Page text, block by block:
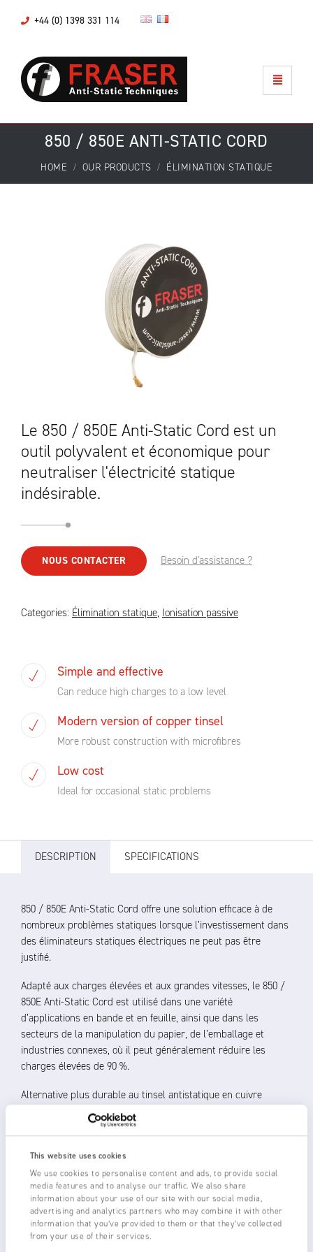
This website uses cookies
We use cookies to personalise content and ads, to provide social
media features and to analyse our traffic. We also share
information about your use of our site with our social media,
advertising and analytics partners who may combine it with other
information that you’ve provided to them or that they’ve collected
from your use of their services.
+44 (0) 1398 331 114
850 / 850E ANTI-STATIC CORD
HOME OUR PRODUCTS ÉLIMINATION STATIQUE
Le 850 / 850E Anti-Static Cord est un
outil polyvalent et économique pour
neutraliser l'électricité statique
indésirable.
NOUS CONTACTER Besoin d'assistance ?
Categories: Élimination statique, Ionisation passive
Simple and effective
Can reduce high charges to a low level
Modern version of copper tinsel
More robust construction with microfibres
Low cost
Ideal for occasional static problems
DESCRIPTION SPECIFICATIONS
850 / 850E Anti-Static Cord offre une solution efficace à de
nombreux problèmes statiques lorsque l’investissement dans
des éliminateurs statiques électriques ne peut pas être
justifié.
Adapté aux charges élevées et aux grandes vitesses, le 850 /
850E Anti-Static Cord est utilisé dans une variété
d’applications en bande et en feuille, ainsi que dans les
secteurs de la manipulation du papier, de l’emballage et
industries connexes, où il peut généralement réduire les
charges élevées de 90 %.
Alternative plus durable au tinsel antistatique en cuivre
traditionnel, le Cord contient des milliers de microfibres
conductrices qui concentrent le champ électrique et
Fraser Anti-Static Cord peut être positionné à 2-3 mm au-
dessus ou, lorsque cela est autorisé, en contact avec le
matériau à neutraliser.
Il est disponible en deux versions :